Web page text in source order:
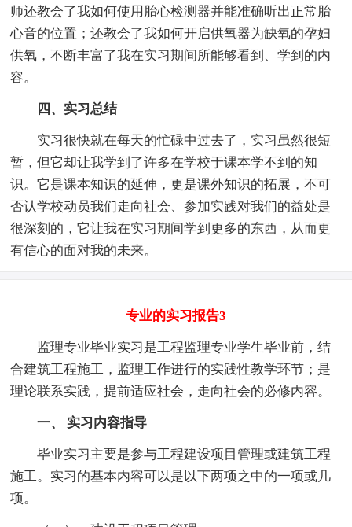
师还教会了我如何使用胎心检测器并能准确听出正常胎
心音的位置；还教会了我如何开启供氧器为缺氧的孕妇
供氧，不断丰富了我在实习期间所能够看到、学到的内
容。
四、实习总结
实习很快就在每天的忙碌中过去了，实习虽然很短
暂，但它却让我学到了许多在学校于课本学不到的知
识。它是课本知识的延伸，更是课外知识的拓展，不可
否认学校动员我们走向社会、参加实践对我们的益处是
很深刻的，它让我在实习期间学到更多的东西，从而更
有信心的面对我的未来。
专业的实习报告3
监理专业毕业实习是工程监理专业学生毕业前，结
合建筑工程施工，监理工作进行的实践性教学环节；是
理论联系实践，提前适应社会，走向社会的必修内容。
一、 实习内容指导
毕业实习主要是参与工程建设项目管理或建筑工程
施工。实习的基本内容可以是以下两项之中的一项或几
项。